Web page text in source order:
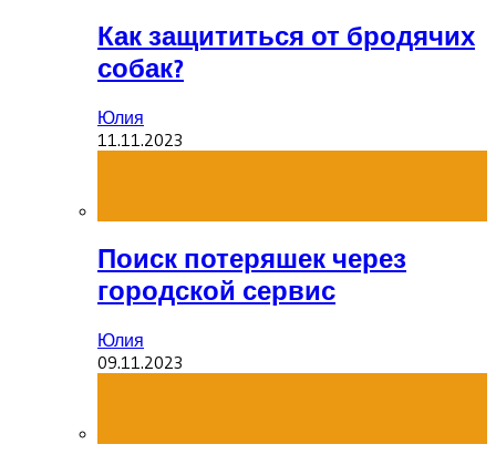
Как защититься от бродячих
собак?
Юлия
11.11.2023
Поиск потеряшек через
городской сервис
Юлия
09.11.2023